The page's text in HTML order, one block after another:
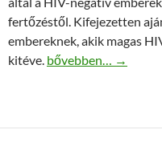
fertőzéstől. Kifejezetten
embereknek, akik magas
kitéve. Fontos tudnivalók a
bővebben… →